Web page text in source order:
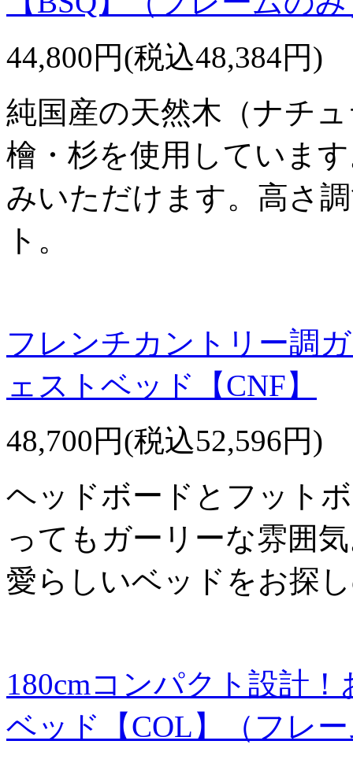
44,800円(税込48,384円)
純国産の天然木（ナチ
檜・杉を使用していま
みいただけます。高さ
ト。
フレンチカントリー調
ェストベッド【CNF】
48,700円(税込52,596円)
ヘッドボードとフット
ってもガーリーな雰囲
愛らしいベッドをお探
180cmコンパクト設計
ベッド【COL】（フレ